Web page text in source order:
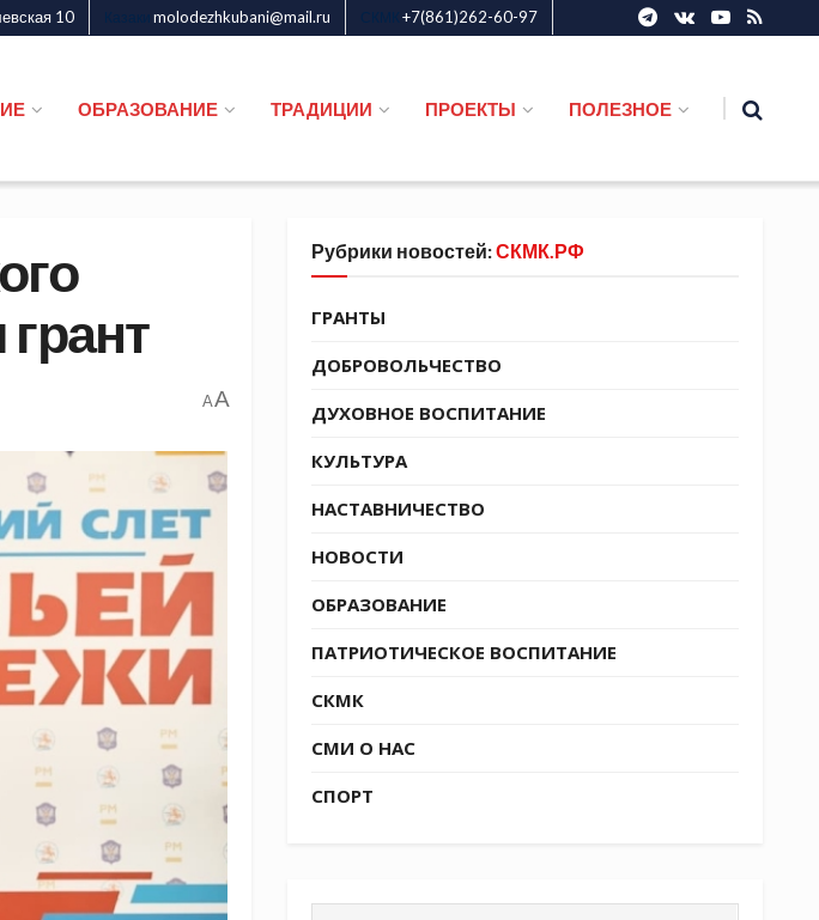
10 molodezhkubani@mail.ru +7(861)262-60-97
ОБРАЗОВАНИЕ ТРАДИЦИИ ПРОЕКТЫ ПОЛЕЗНОЕ
AA
Рубрики новостей:СКМК.РФ
ГРАНТЫ
ДОБРОВОЛЬЧЕСТВО
ДУХОВНОЕ ВОСПИТАНИЕ
КУЛЬТУРА
НАСТАВНИЧЕСТВО
НОВОСТИ
ОБРАЗОВАНИЕ
ПАТРИОТИЧЕСКОЕ ВОСПИТАНИЕ
СКМК
СМИ О НАС
СПОРТ